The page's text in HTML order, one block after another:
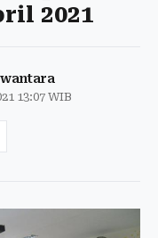
2021
13:07 WIB